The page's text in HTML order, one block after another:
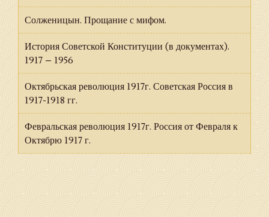
Солженицын. Прощание с мифом.
История Советской Конституции (в документах).
1917 – 1956
Октябрьская революция 1917г. Советская Россия в
1917-1918 гг.
Февральская революция 1917г. Россия от Февраля к
Октябрю 1917 г.